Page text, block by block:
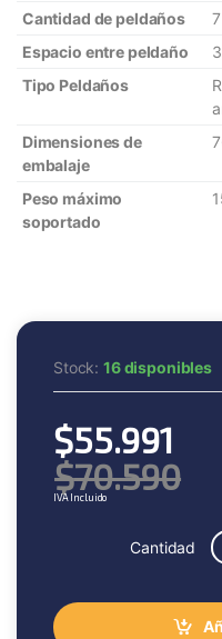
Cantidad de peldaños
Espacio entre peldaño
Tipo Peldaños
Dimensiones de
embalaje
Peso máximo
soportado
Stock:16 disponibles
$55.991
$70.590
IVA Incluido
Cantidad